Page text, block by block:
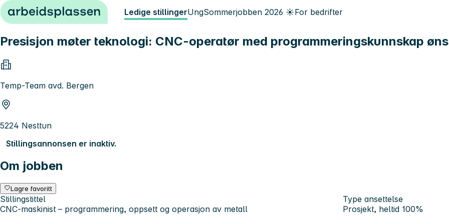
Hopp til innhold Ledige stillingerUngSommerjobben 2026 ☀️For bedrifter
Presisjon møter teknologi: CNC-operatør med programmeringskunnskap
Temp-Team avd. Bergen
5224 Nesttun
Stillingsannonsen er inaktiv.
Om jobben
Lagre favoritt
Stillingstittel
CNC-maskinist – programmering, oppsett og operasjon av metall
Type ansettelse
Prosjekt, heltid 100%